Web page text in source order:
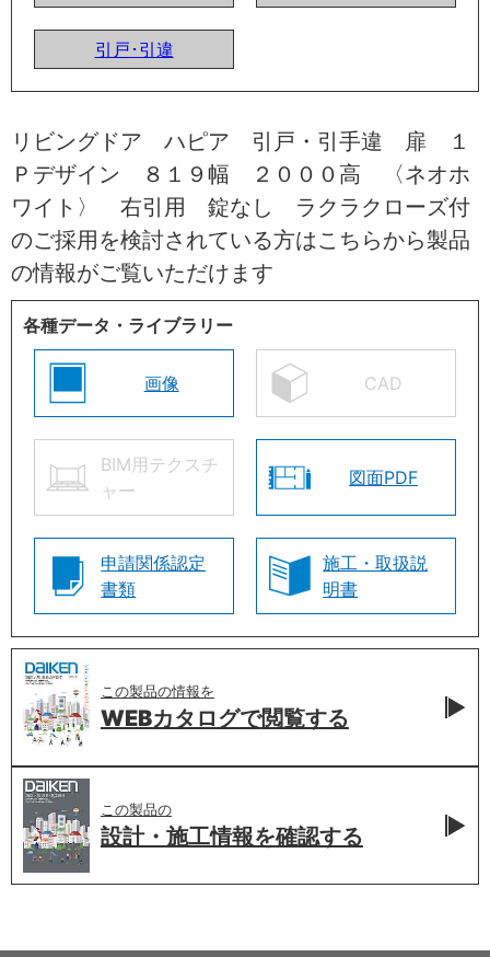
引戸･引違
リビングドア ハピア 引戸・引手違 扉 １
Ｐデザイン ８１９幅 ２０００高 〈ネオホ
ワイト〉 右引用 錠なし ラクラクローズ付
のご採用を検討されている方はこちらから製品
の情報がご覧いただけます
各種データ・ライブラリー
画像 CAD
BIM用テクスチ
ャー
図面PDF
申請関係認定
書類
施工・取扱説
明書
この製品の情報を
WEBカタログで閲覧する
この製品の
設計・施工情報を確認する